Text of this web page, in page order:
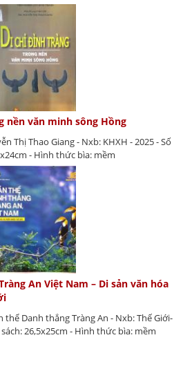
nền văn minh sông Hồng
Thị Thao Giang - Nxb: KHXH - 2025 - Số
- Hình thức bìa: mềm
An Việt Nam – Di sản văn hóa
thể Danh thắng Tràng An - Nxb: Thế Giới-
26,5x25cm - Hình thức bìa: mềm